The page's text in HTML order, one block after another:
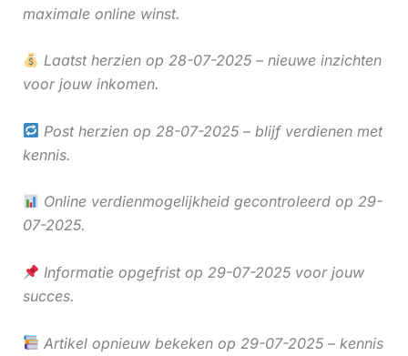
maximale online winst.
Laatst herzien op 28-07-2025 – nieuwe inzichten
voor jouw inkomen.
Post herzien op 28-07-2025 – blijf verdienen met
kennis.
Online verdienmogelijkheid gecontroleerd op 29-
07-2025.
Informatie opgefrist op 29-07-2025 voor jouw
succes.
Artikel opnieuw bekeken op 29-07-2025 – kennis